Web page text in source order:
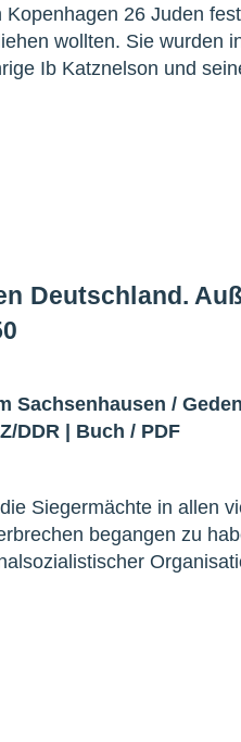
26 Juden
wollten. Sie wurden
Ib Katznelson und
Deutschland.
Sachsenhausen /
DDR Buch / PDF
Siegermächte in allen
begangen zu